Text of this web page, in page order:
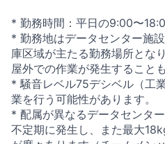
* 勤務時間：平日の9:00〜
* 勤務地はデータセンター施
庫区域が主たる勤務場所とな
屋外での作業が発生すること
* 騒音レベル75デシベル（工
業を行う可能性があります。
* 配属が異なるデータセンタ
不定期に発生し、また最大